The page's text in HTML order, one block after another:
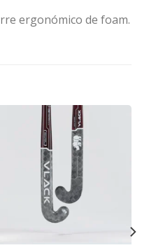
ergonómico de foam.